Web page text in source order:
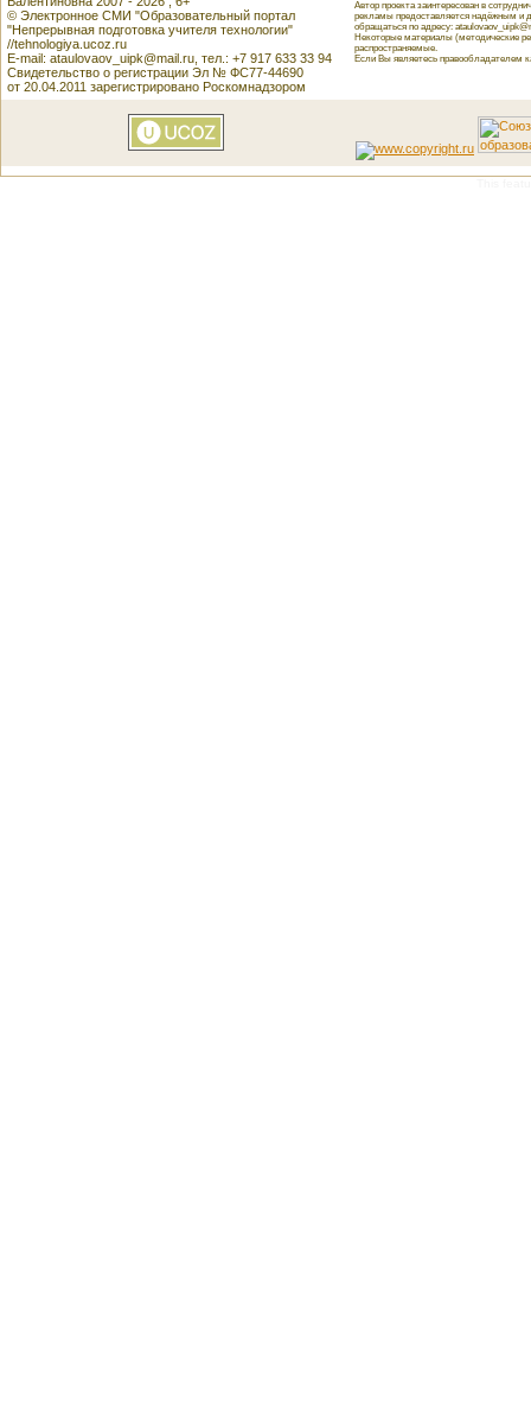
© Электронное СМИ "Образовательный портал
"Непрерывная подготовка учителя технологии"
//tehnologiya.ucoz.ru
E-mail: ataulovaov_uipk@mail.ru, тел.: +7 917 633 33 94
Свидетельство о регистрации Эл № ФС77-44690
от 20.04.2011 зарегистрировано Роскомнадзором
Автор проекта заинтересован в
рекламы предоставляется надёжным и
обращаться по адресу:
Некоторые материалы (методические
распространяемые.
Если Вы являетесь правообладателем